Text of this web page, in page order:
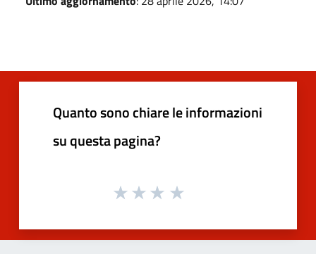
Quanto sono chiare le informazioni
su questa pagina?